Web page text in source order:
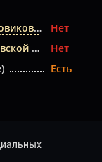
Магазин "Все масла" на ул. Маршала Новикова
Нет
Магазин "Все масла" на пр. Александровской Фермы
Нет
Есть